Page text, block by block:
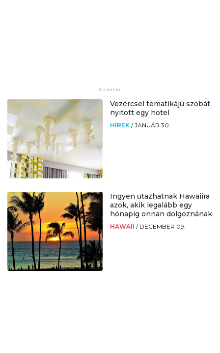
Vezércsel tematikájú szobát
nyitott egy hotel
HÍREK /JANUÁR 30.
Ingyen utazhatnak Hawaiira
azok, akik legalább egy
hónapig onnan dolgoznának
HAWAII / DECEMBER 09.